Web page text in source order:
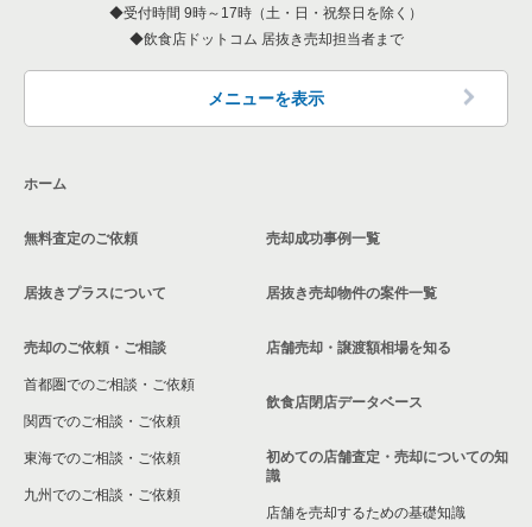
神奈川県のカフェの居抜き売却物件の案件一覧
神奈川県のテイクアウトの居抜き売却物件の案件一覧
神奈川県のカラオケ・パブ・スナックの居抜き売却物件の案件
覧
神奈川県の専門料理の居抜き売却物件の案件一覧
神奈川県の洋食の居抜き売却物件の案件一覧
横浜市中区のカフェの居抜き売却物件の案件一覧
横浜市中区のテイクアウトの居抜き売却物件の案件一覧
一覧
横浜市中区の和食の居抜き売却物件の案件一覧
横浜市中区の洋食の居抜き売却物件の案件一覧
阪東橋駅のその他の居抜き売却物件の案件一覧
受付時間 9時～17時（土・日・祝祭日を除く）
飲食店ドットコム 居抜き売却担当者まで
メニューを表示
ホーム
無料査定のご依頼
居抜きプラスについて
売却のご依頼・ご相談
首都圏でのご相談・ご依頼
関西でのご相談・ご依頼
東海でのご相談・ご依頼
九州でのご相談・ご依頼
売却成功事例一覧
居抜き売却物件の案件一覧
店舗売却・譲渡額相場を知る
飲食店閉店データベース
初めての店舗査定・売却についての知
識
店舗を売却するための基礎知識